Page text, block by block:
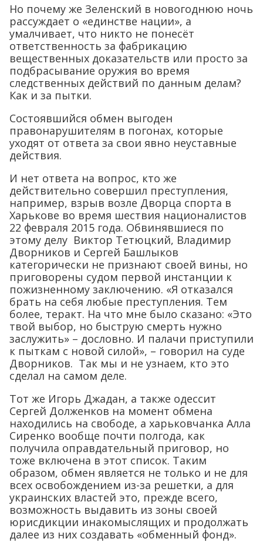
Но почему же Зеленский в новогоднюю ночь
рассуждает о «единстве нации», а
умалчивает, что никто не понесёт
ответственность за фабрикацию
вещественных доказательств или просто за
подбрасывание оружия во время
следственных действий по данным делам?
Как и за пытки.
Состоявшийся обмен выгоден
правонарушителям в погонах, которые
уходят от ответа за свои явно неуставные
действия.
И нет ответа на вопрос, кто же
действительно совершил преступления,
например, взрыв возле Дворца спорта в
Харькове во время шествия националистов
22 февраля 2015 года. Обвинявшиеся по
этому делу Виктор Тетюцкий, Владимир
Дворников и Сергей Башлыков
категорически не признают своей вины, но
приговорены судом первой инстанции к
пожизненному заключению. «Я отказался
брать на себя любые преступления. Тем
более, теракт. На что мне было сказано: «Это
твой выбор, но быструю смерть нужно
заслужить» – дословно. И палачи приступили
к пыткам с новой силой», – говорил на суде
Дворников. Так мы и не узнаем, кто это
сделал на самом деле.
Тот же Игорь Джадан, а также одессит
Сергей Долженков на момент обмена
находились на свободе, а харьковчанка Алла
Сиренко вообще почти полгода, как
получила оправдательный приговор, но
тоже включена в этот список. Таким
образом, обмен является не только и не для
всех освобождением из-за решетки, а для
украинских властей это, прежде всего,
возможность выдавить из зоны своей
юрисдикции инакомыслящих и продолжать
далее из них создавать «обменный фонд».